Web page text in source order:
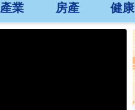
產業 房產 健康